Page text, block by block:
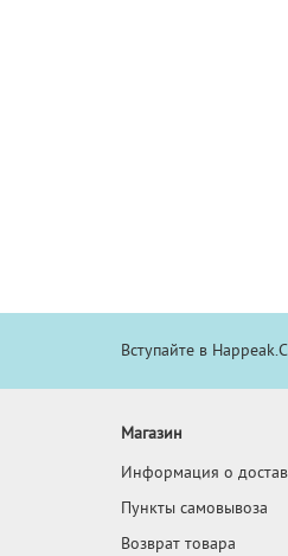
Вступайте в
Магазин
Информация о
Пункты самовывоза
Возврат товара